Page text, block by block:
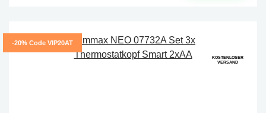
-20% Code VIP20AT
KOSTENLOSER
VERSAND